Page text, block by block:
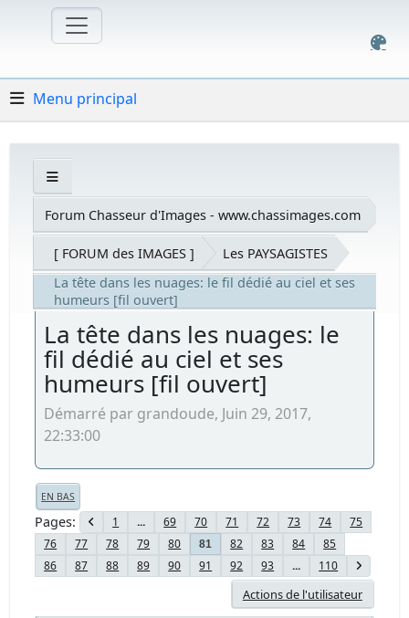
Menu principal
Forum Chasseur d'Images - www.chassimages.com
[ FORUM des IMAGES ]
Les PAYSAGISTES
La tête dans les nuages: le fil dédié au ciel et ses
humeurs [fil ouvert]
La tête dans les nuages: le
fil dédié au ciel et ses
humeurs [fil ouvert]
Démarré par grandoude, Juin 29, 2017,
22:33:00
EN BAS
Pages 1 ... 69 70 71 72 73 74
75
76
77 78 79 80 81 82 83 84
85
86
87 88 89 90 91 92 93 ... 110
Actions de l'utilisateur